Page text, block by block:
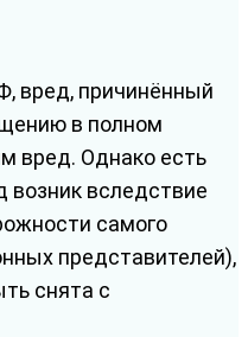
вред, причинённый
в полном
вред. Однако есть
возник вследствие
самого
представителей),
снята с